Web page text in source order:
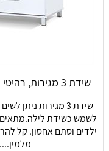
שידת 3 מגירות, רהיטי יראון, מקט 383
שידת 3 מגירות ניתן
לשמש כשידת לילה.מתאים
ילדים וסתם אחסון. קל
מלמין....